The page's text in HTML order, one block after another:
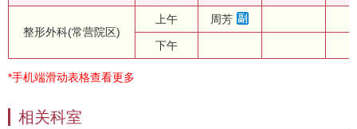
整形外科(常营院区)
上午 周芳
下午
*手机端滑动表格查看更多
相关科室